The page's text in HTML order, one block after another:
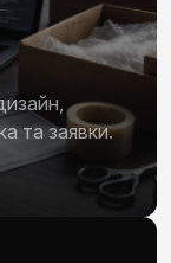
та заявки.